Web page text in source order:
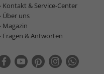
Kontakt & Service-Center
Über uns
Magazin
Fragen & Antworten